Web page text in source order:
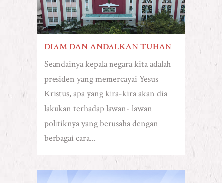
DIAM DAN ANDALKAN TUHAN
Seandainya kepala negara kita adalah
presiden yang memercayai Yesus
Kristus, apa yang kira-kira akan dia
lakukan terhadap lawan- lawan
politiknya yang berusaha dengan
berbagai cara...